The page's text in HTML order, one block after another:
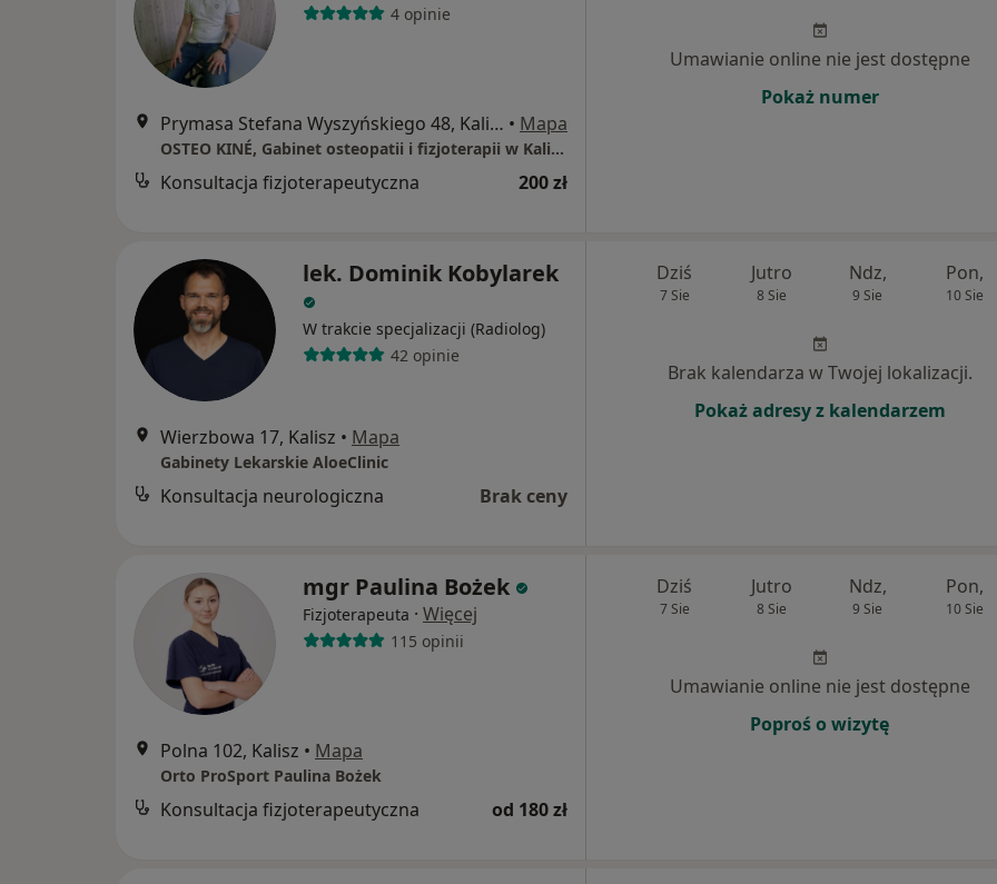
4 opinie
Prymasa Stefana Wyszyńskiego 48, Kalisz • Mapa
OSTEO KINÉ, Gabinet osteopatii i fizjoterapii w Kaliszu, M. Marzuchowski, M Jagieła
Konsultacja fizjoterapeutyczna 200 zł
Umawianie online nie jest dostępne
Pokaż numer
lek. Dominik Kobylarek
W trakcie specjalizacji (Radiolog)
42 opinie
Wierzbowa 17, Kalisz • Mapa
Gabinety Lekarskie AloeClinic
Konsultacja neurologiczna Brak ceny
Dziś
7 Sie
Jutro
8 Sie
Ndz,
9 Sie
Pon,
10 Sie
Brak kalendarza w Twojej lokalizacji.
Pokaż adresy z kalendarzem
mgr Paulina Bożek
Fizjoterapeuta · Więcej
115 opinii
Polna 102, Kalisz • Mapa
Orto ProSport Paulina Bożek
Konsultacja fizjoterapeutyczna od 180 zł
Dziś
7 Sie
Jutro
8 Sie
Ndz,
9 Sie
Pon,
10 Sie
Umawianie online nie jest dostępne
Poproś o wizytę